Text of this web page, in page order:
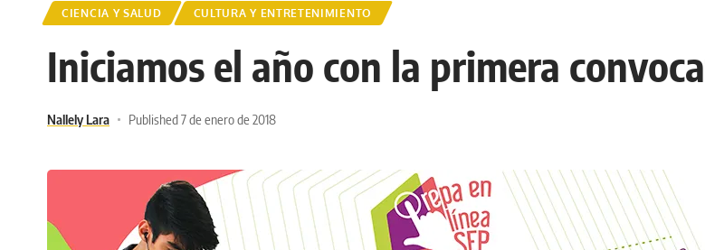
CIENCIA Y SALUD CULTURA Y ENTRETENIMIENTO
Iniciamos el año con la primera
Nallely Lara Published 7 de enero de 2018